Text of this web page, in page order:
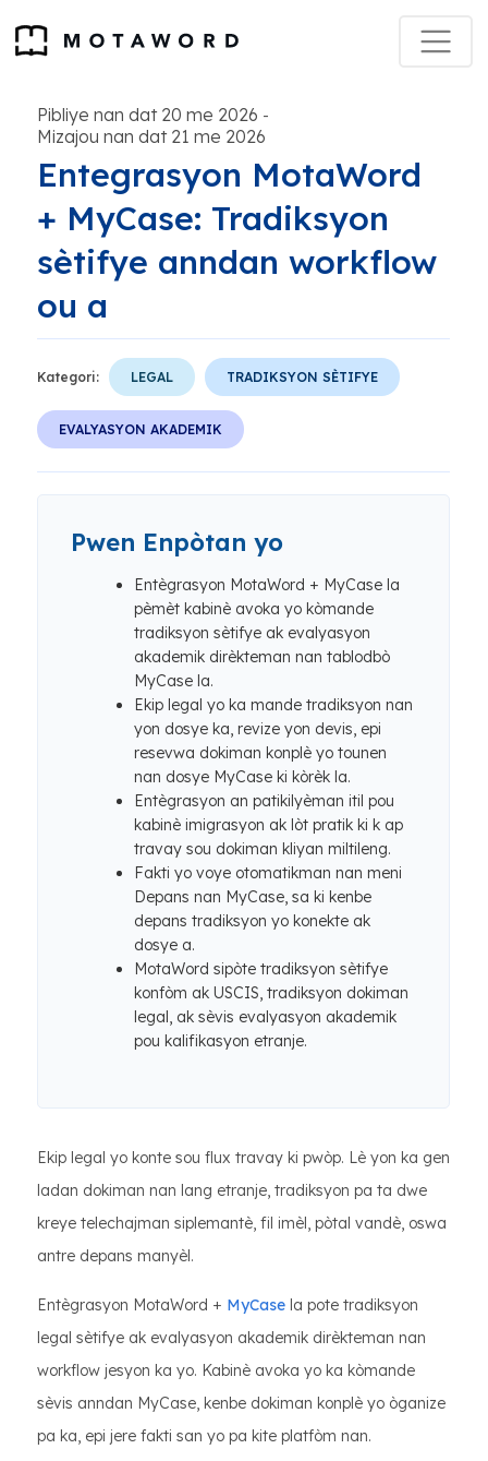
Pibliye nan dat 20 me 2026 -
Mizajou nan dat 21 me 2026
Entegrasyon MotaWord
+ MyCase: Tradiksyon
sètifye anndan workflow
ou a
Kategori: LEGAL TRADIKSYON SÈTIFYE
EVALYASYON AKADEMIK
Pwen Enpòtan yo
Entègrasyon MotaWord + MyCase la
pèmèt kabinè avoka yo kòmande
tradiksyon sètifye ak evalyasyon
akademik dirèkteman nan tablodbò
MyCase la.
Ekip legal yo ka mande tradiksyon nan
yon dosye ka, revize yon devis, epi
resevwa dokiman konplè yo tounen
nan dosye MyCase ki kòrèk la.
Entègrasyon an patikilyèman itil pou
kabinè imigrasyon ak lòt pratik ki k ap
travay sou dokiman kliyan miltileng.
Fakti yo voye otomatikman nan meni
Depans nan MyCase, sa ki kenbe
depans tradiksyon yo konekte ak
dosye a.
MotaWord sipòte tradiksyon sètifye
konfòm ak USCIS, tradiksyon dokiman
legal, ak sèvis evalyasyon akademik
pou kalifikasyon etranje.
Ekip legal yo konte sou flux travay ki pwòp. Lè yon ka gen
ladan dokiman nan lang etranje, tradiksyon pa ta dwe
kreye telechajman siplemantè, fil imèl, pòtal vandè, oswa
antre depans manyèl.
Entègrasyon MotaWord + MyCase la pote tradiksyon
legal sètifye ak evalyasyon akademik dirèkteman nan
workflow jesyon ka yo. Kabinè avoka yo ka kòmande
sèvis anndan MyCase, kenbe dokiman konplè yo òganize
pa ka, epi jere fakti san yo pa kite platfòm nan.